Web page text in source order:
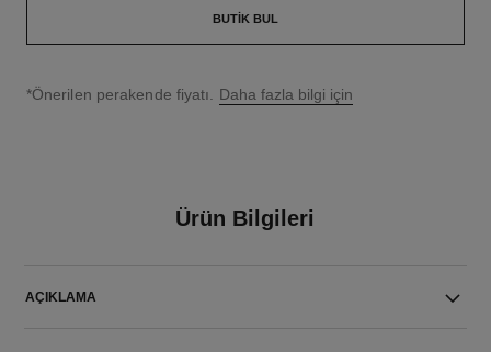
BUTIK BUL
↩
*Önerilen perakende fiyatı. Daha fazla bilgi için
Ürün Bilgileri
AÇIKLAMA